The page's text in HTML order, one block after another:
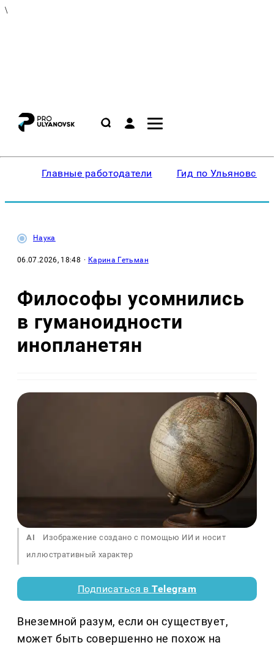
\
Главные работодатели Гид по Ульяновску
Наука
06.07.2026, 18:48 · Карина Гетьман
Философы усомнились
в гуманоидности
инопланетян
AI
Изображение создано с помощью ИИ и носит
иллюстративный характер
Подписаться вTelegram
Внеземной разум, если он существует,
может быть совершенно не похож на